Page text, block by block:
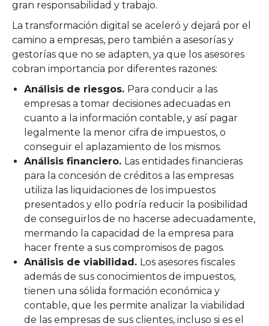
gran responsabilidad y trabajo.
La transformación digital se aceleró y dejará por el
camino a empresas, pero también a asesorías y
gestorías que no se adapten, ya que los asesores
cobran importancia por diferentes razones:
Análisis de riesgos. Para conducir a las
empresas a tomar decisiones adecuadas en
cuanto a la información contable, y así pagar
legalmente la menor cifra de impuestos, o
conseguir el aplazamiento de los mismos.
Análisis financiero. Las entidades financieras
para la concesión de créditos a las empresas
utiliza las liquidaciones de los impuestos
presentados y ello podría reducir la posibilidad
de conseguirlos de no hacerse adecuadamente,
mermando la capacidad de la empresa para
hacer frente a sus compromisos de pagos.
Análisis de viabilidad. Los asesores fiscales
además de sus conocimientos de impuestos,
tienen una sólida formación económica y
contable, que les permite analizar la viabilidad
de las empresas de sus clientes, incluso si es el